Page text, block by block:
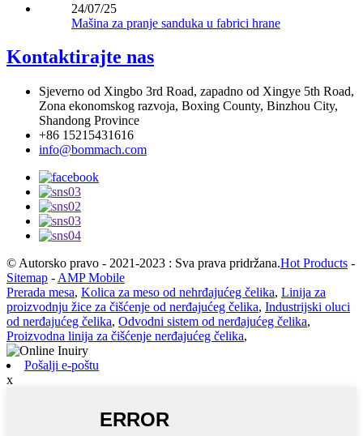
24/07/25
Mašina za pranje sanduka u fabrici hrane
Kontaktirajte nas
Sjeverno od Xingbo 3rd Road, zapadno od Xingye 5th Road,
Zona ekonomskog razvoja, Boxing County, Binzhou City,
Shandong Province
+86 15215431616
info@bommach.com
© Autorsko pravo - 2021-2023 : Sva prava pridržana.Hot Products -
Sitemap - AMP Mobile
Prerada mesa, Kolica za meso od nehrđajućeg čelika, Linija za
proizvodnju žice za čišćenje od nerđajućeg čelika, Industrijski oluci
od nerđajućeg čelika, Odvodni sistem od nerđajućeg čelika,
Proizvodna linija za čišćenje nerđajućeg čelika,
Pošalji e-poštu
x